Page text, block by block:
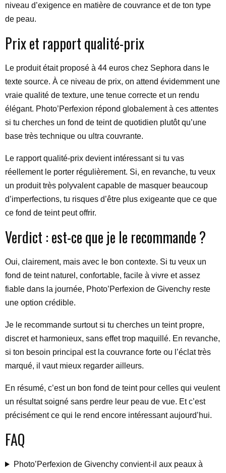
niveau d’exigence en matière de couvrance et de ton type
de peau.
Prix et rapport qualité-prix
Le produit était proposé à 44 euros chez Sephora dans le
texte source. À ce niveau de prix, on attend évidemment une
vraie qualité de texture, une tenue correcte et un rendu
élégant. Photo’Perfexion répond globalement à ces attentes
si tu cherches un fond de teint de quotidien plutôt qu’une
base très technique ou ultra couvrante.
Le rapport qualité-prix devient intéressant si tu vas
réellement le porter régulièrement. Si, en revanche, tu veux
un produit très polyvalent capable de masquer beaucoup
d’imperfections, tu risques d’être plus exigeante que ce que
ce fond de teint peut offrir.
Verdict : est-ce que je le recommande ?
Oui, clairement, mais avec le bon contexte. Si tu veux un
fond de teint naturel, confortable, facile à vivre et assez
fiable dans la journée, Photo’Perfexion de Givenchy reste
une option crédible.
Je le recommande surtout si tu cherches un teint propre,
discret et harmonieux, sans effet trop maquillé. En revanche,
si ton besoin principal est la couvrance forte ou l’éclat très
marqué, il vaut mieux regarder ailleurs.
En résumé, c’est un bon fond de teint pour celles qui veulent
un résultat soigné sans perdre leur peau de vue. Et c’est
précisément ce qui le rend encore intéressant aujourd’hui.
FAQ
Photo’Perfexion de Givenchy convient-il aux peaux à